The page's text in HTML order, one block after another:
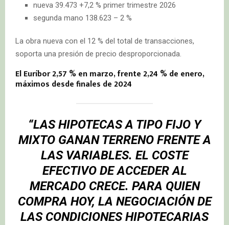
nueva 39.473 +7,2 % primer trimestre 2026
segunda mano 138.623 – 2 %
La obra nueva con el 12 % del total de transacciones,
soporta una presión de precio desproporcionada.
El Euríbor 2,57 % en marzo, frente 2,24 % de enero,
máximos desde finales de 2024
“LAS HIPOTECAS A TIPO FIJO Y
MIXTO GANAN TERRENO FRENTE A
LAS VARIABLES. EL COSTE
EFECTIVO DE ACCEDER AL
MERCADO CRECE. PARA QUIEN
COMPRA HOY, LA NEGOCIACIÓN DE
LAS CONDICIONES HIPOTECARIAS